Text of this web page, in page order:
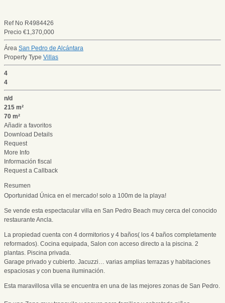
Ref No R4984426
Precio €1,370,000
Área San Pedro de Alcántara
Property Type Villas
4
4
n/d
215 m²
70 m²
Añadir a favoritos
Download Details
Request
More Info
Información fiscal
Request a Callback
Resumen
Oportunidad Única en el mercado! solo a 100m de la playa!
Se vende esta espectacular villa en San Pedro Beach muy cerca del conocido
restaurante Ancla.
La propiedad cuenta con 4 dormitorios y 4 baños( los 4 baños completamente
reformados). Cocina equipada, Salon con acceso directo a la piscina. 2
plantas. Piscina privada.
Garage privado y cubierto. Jacuzzi… varias amplias terrazas y habitaciones
espaciosas y con buena iluminación.
Esta maravillosa villa se encuentra en una de las mejores zonas de San Pedro.